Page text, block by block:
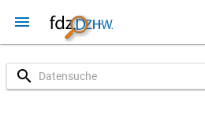
menu
search